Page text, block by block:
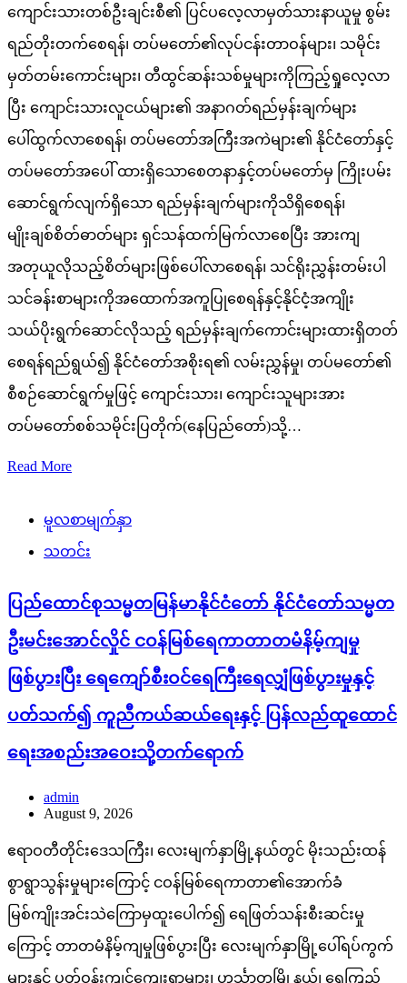
ကျောင်းသားတစ်ဦးချင်းစီ၏ ပြင်ပလေ့လာမှတ်သားနာယူမှု စွမ်း
ရည်တိုးတက်စေရန်၊ တပ်မတော်၏လုပ်ငန်းတာဝန်များ၊ သမိုင်း
မှတ်တမ်းကောင်းများ၊ တီထွင်ဆန်းသစ်မှုများကိုကြည့်ရှုလေ့လာ
ပြီး ကျောင်းသားလူငယ်များ၏ အနာဂတ်ရည်မှန်းချက်များ
ပေါ်ထွက်လာစေရန်၊ တပ်မတော်အကြီးအကဲများ၏ နိုင်ငံတော်နှင့်
တပ်မတော်အပေါ် ထားရှိသောစေတနာနှင့်တပ်မတော်မှ ကြိုးပမ်း
ဆောင်ရွက်လျက်ရှိသော ရည်မှန်းချက်များကိုသိရှိစေရန်၊
မျိုးချစ်စိတ်ဓာတ်များ ရှင်သန်ထက်မြက်လာစေပြီး အားကျ
အတုယူလိုသည့်စိတ်များဖြစ်ပေါ်လာစေရန်၊ သင်ရိုးညွှန်းတမ်းပါ
သင်ခန်းစာများကိုအထောက်အကူပြုစေရန်နှင့်နိုင်ငံ့အကျိုး
သယ်ပိုးရွက်ဆောင်လိုသည့် ရည်မှန်းချက်ကောင်းများထားရှိတတ်
စေရန်ရည်ရွယ်၍ နိုင်ငံတော်အစိုးရ၏ လမ်းညွှန်မှု၊ တပ်မတော်၏
စီစဉ်ဆောင်ရွက်မှုဖြင့် ကျောင်းသား၊ ကျောင်းသူများအား
တပ်မတော်စစ်သမိုင်းပြတိုက်(နေပြည်တော်)သို့…
Read More
မူလစာမျက်နှာ
သတင်း
ပြည်ထောင်စုသမ္မတမြန်မာနိုင်ငံတော် နိုင်ငံတော်သမ္မတ
ဦးမင်းအောင်လှိုင် ငဝန်မြစ်ရေကာတာတမံနိမ့်ကျမှု
ဖြစ်ပွားပြီး ရေကျော်စီးဝင်ရေကြီးရေလျှံဖြစ်ပွားမှုနှင့်
ပတ်သက်၍ ကူညီကယ်ဆယ်ရေးနှင့် ပြန်လည်ထူထောင်
ရေးအစည်းအဝေးသို့တက်ရောက်
admin
August 9, 2026
ဧရာဝတီတိုင်းဒေသကြီး၊ လေးမျက်နှာမြို့နယ်တွင် မိုးသည်းထန်
စွာရွာသွန်းမှုများကြောင့် ငဝန်မြစ်ရေကာတာ၏အောက်ခံ
မြစ်ကျိုးအင်းသဲကြောမှထူးပေါက်၍ ရေဖြတ်သန်းစီးဆင်းမှု
ကြောင့် တာတမံနိမ့်ကျမှုဖြစ်ပွားပြီး လေးမျက်နှာမြို့ပေါ်ရပ်ကွက်
များနှင့် ပတ်ဝန်းကျင်ကျေးရွာများ၊ ဟင်္သာတမြို့နယ်၊ ရေကြည်